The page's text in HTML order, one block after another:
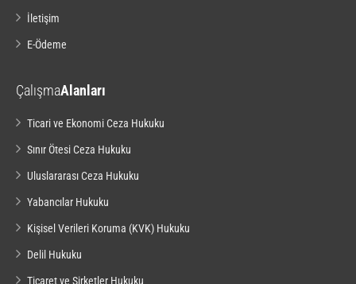
İletişim
E-Ödeme
ÇalışmaAlanları
Ticari ve Ekonomi Ceza Hukuku
Sınır Ötesi Ceza Hukuku
Uluslararası Ceza Hukuku
Yabancılar Hukuku
Kişisel Verileri Koruma (KVK) Hukuku
Delil Hukuku
Ticaret ve Şirketler Hukuku